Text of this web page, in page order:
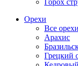
Горох
Орехи
Все орехи
Арахис
Грецкий